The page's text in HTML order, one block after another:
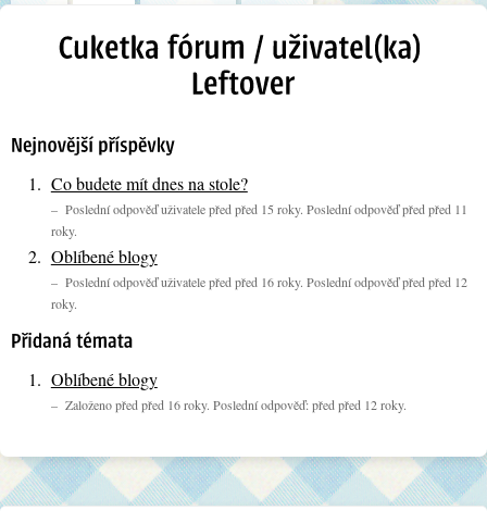
Co budete mít dnes na stole?
– Poslední odpověď uživatele před před 15 roky. Poslední odpověď před před 11
roky.
Oblíbené blogy
– Poslední odpověď uživatele před před 16 roky. Poslední odpověď před před 12
roky.
Oblíbené blogy
– Založeno před před 16 roky. Poslední odpověď: před před 12 roky.